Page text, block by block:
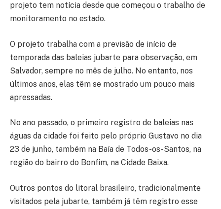
projeto tem notícia desde que começou o trabalho de
monitoramento no estado.
O projeto trabalha com a previsão de início de
temporada das baleias jubarte para observação, em
Salvador, sempre no mês de julho. No entanto, nos
últimos anos, elas têm se mostrado um pouco mais
apressadas.
No ano passado, o primeiro registro de baleias nas
águas da cidade foi feito pelo próprio Gustavo no dia
23 de junho, também na Baía de Todos-os-Santos, na
região do bairro do Bonfim, na Cidade Baixa.
Outros pontos do litoral brasileiro, tradicionalmente
visitados pela jubarte, também já têm registro esse